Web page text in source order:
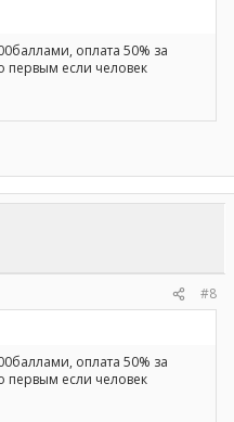
оплата 50% за
первым если человек
#8
оплата 50% за
первым если человек